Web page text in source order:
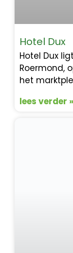
Hotel Dux
Hotel Dux
Roermond,
het
lees verder »